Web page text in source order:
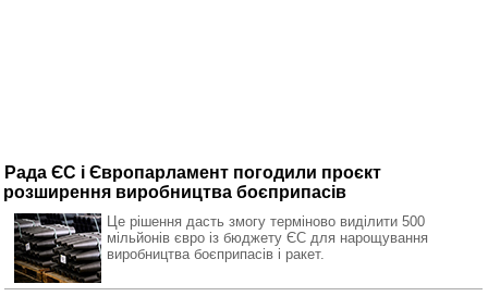
Рада ЄС і Європарламент погодили проєкт
розширення виробництва боєприпасів
Це рішення дасть змогу терміново виділити 500
мільйонів євро із бюджету ЄС для нарощування
виробництва боєприпасів і ракет.